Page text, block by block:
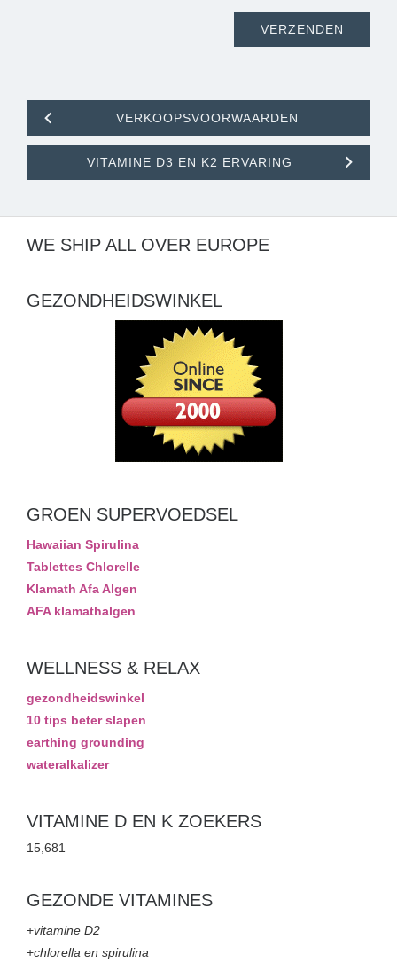
VERKOOPSVOORWAARDEN
VITAMINE D3 EN K2 ERVARING
WE SHIP ALL OVER EUROPE
GEZONDHEIDSWINKEL
GROEN SUPERVOEDSEL
Hawaiian Spirulina
Tablettes Chlorelle
Klamath Afa Algen
AFA klamathalgen
WELLNESS & RELAX
gezondheidswinkel
10 tips beter slapen
earthing grounding
wateralkalizer
VITAMINE D EN K ZOEKERS
15,681
GEZONDE VITAMINES
+vitamine D2
+chlorella en spirulina